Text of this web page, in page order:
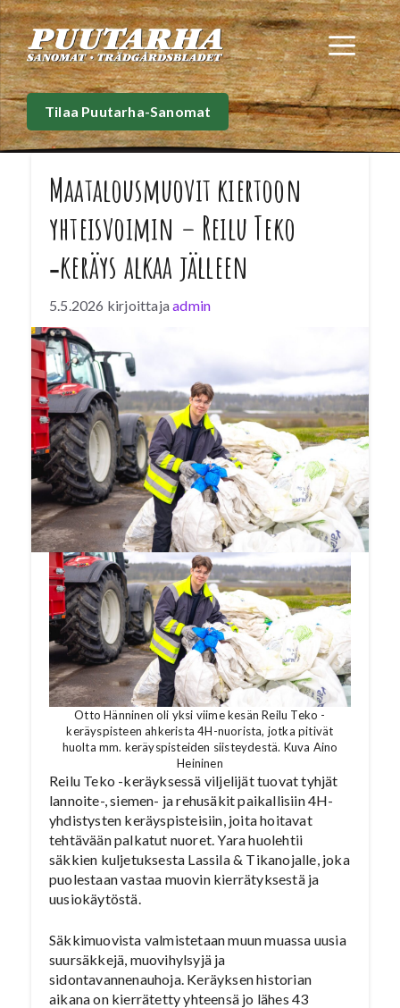
Siirry
sisältöön
Tilaa Puutarha-Sanomat
Maatalousmuovit kiertoon
yhteisvoimin – Reilu Teko
‑keräys alkaa jälleen
5.5.2026 kirjoittajaadmin
Vuonna 1975 alkanut Reilu Teko -säkkikeräys
on Suomen pitkäaikaisimpia kierrätystekoja.
Keräyksessä varmistetaan, että maatalouden
lannoite-, rehu- ja siemensäkkimuovit päätyvät
kiertoon ja uusiokäyttöön. Samalla keräys
työllistää nuoria paikallisesti. Uutena
kumppanina keräykseen tulee mukaan Junttilan
Tila.
Otto Hänninen oli yksi viime kesän Reilu Teko -
keräyspisteen ahkerista 4H-nuorista, jotka pitivät
huolta mm. keräyspisteiden siisteydestä. Kuva Aino
Heininen
Reilu Teko -keräyksessä viljelijät tuovat tyhjät
lannoite-, siemen- ja rehusäkit paikallisiin 4H-
yhdistysten keräyspisteisiin, joita hoitavat
tehtävään palkatut nuoret. Yara huolehtii
säkkien kuljetuksesta Lassila & Tikanojalle, joka
puolestaan vastaa muovin kierrätyksestä ja
uusiokäytöstä.
Säkkimuovista valmistetaan muun muassa uusia
suursäkkejä, muovihylsyjä ja
sidontavannenauhoja. Keräyksen historian
aikana on kierrätetty yhteensä jo lähes 43